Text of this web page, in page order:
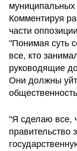
Комментируя
части
"Понимая суть
все, кто
руководящие
Они должны
"Я сделаю все,
правительство